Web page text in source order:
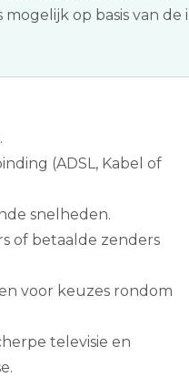
op basis van
(ADSL, Kabel of
snelheden.
of betaalde zenders
voor keuzes rondom
televisie en